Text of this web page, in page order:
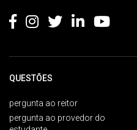
QUESTÕES
pergunta ao reitor
pergunta ao provedor do